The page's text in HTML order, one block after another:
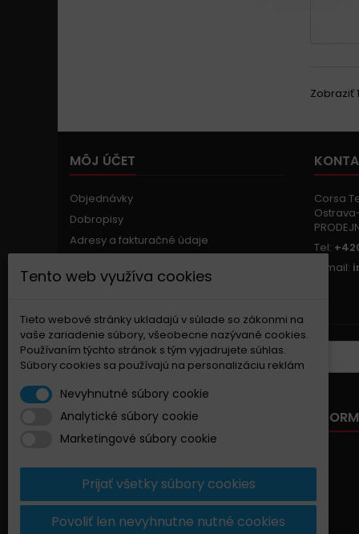
Zobraziť
MÔJ ÚČET
Objednávky
Dobropisy
Adresy a fakturačné údaje
Zľavové kupóny
Corsa
Tel:
E-mail:
ZASIELANIE NOVINIEK
NAŠA PONUKA
Nové produkty
Najpredávanejšie
Kontaktujte nás
Tento web využíva cookies
Tieto webové stránky ukladajú v súlade so zákonmi na
vaše zariadenie súbory, všeobecne nazývané cookies.
Používaním týchto stránok s tým vyjadrujete súhlas.
Súbory cookies sa používajú na personalizáciu reklám
Nevyhnutné súbory cookie
Analytické súbory cookie
Marketingové súbory cookie
Prijať všetky súbory cookies
Povoliť len nevyhnutne nutné cookies